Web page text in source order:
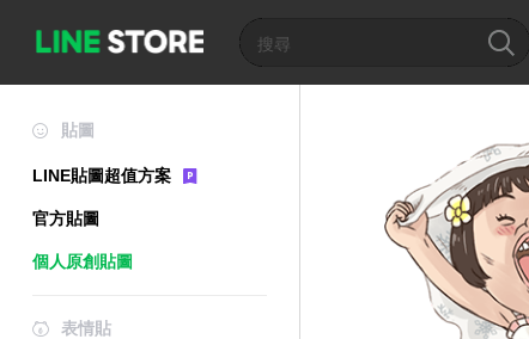
貼圖
LINE貼圖超值方案
官方貼圖
個人原創貼圖
表情貼